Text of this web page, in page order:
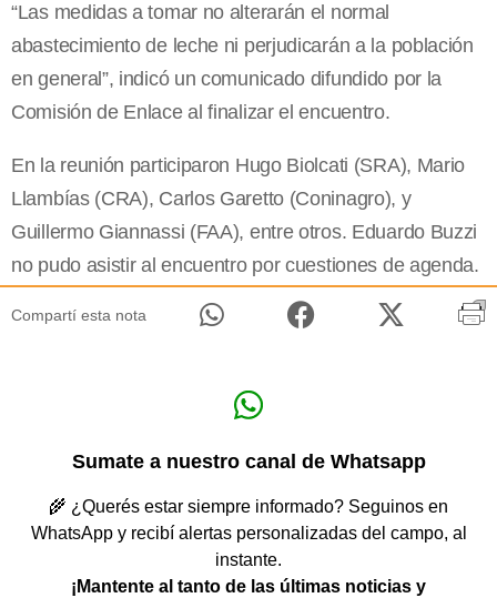
“Las medidas a tomar no alterarán el normal
abastecimiento de leche ni perjudicarán a la población
en general”, indicó un comunicado difundido por la
Comisión de Enlace al finalizar el encuentro.
En la reunión participaron Hugo Biolcati (SRA), Mario
Llambías (CRA), Carlos Garetto (Coninagro), y
Guillermo Giannassi (FAA), entre otros. Eduardo Buzzi
no pudo asistir al encuentro por cuestiones de agenda.
Compartí esta nota
Sumate a nuestro canal de Whatsapp
🌾 ¿Querés estar siempre informado? Seguinos en
WhatsApp y recibí alertas personalizadas del campo, al
instante.
¡Mantente al tanto de las últimas noticias y